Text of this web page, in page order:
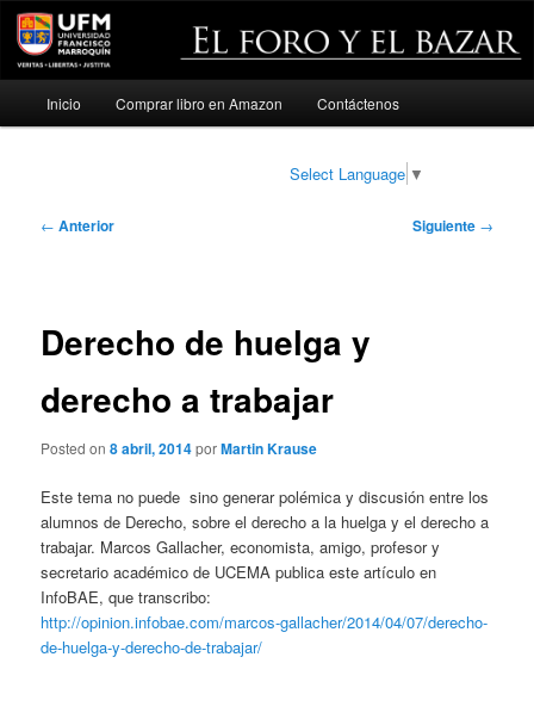
Ir
Inicio Comprar libro en Amazon Contáctenos
Select Language ▼
Navegación
← Anterior Siguiente →
Derecho de huelga y
derecho a trabajar
Posted on8 abril, 2014porMartin Krause
Este tema no puede sino generar polémica y discusión entre los
alumnos de Derecho, sobre el derecho a la huelga y el derecho a
trabajar. Marcos Gallacher, economista, amigo, profesor y
secretario académico de UCEMA publica este artículo en
InfoBAE, que transcribo:
http://opinion.infobae.com/marcos-gallacher/2014/04/07/derecho-
de-huelga-y-derecho-de-trabajar/